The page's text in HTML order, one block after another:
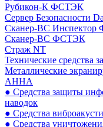
Рубикон-К ФСТЭК
Сервер Безопасности
Сканер-ВС
Сканер-ВС ФСТЭК
Страж NT
Технические средства
Металлические
АННА
● Средства защиты
наводок
● Средства
● Средства